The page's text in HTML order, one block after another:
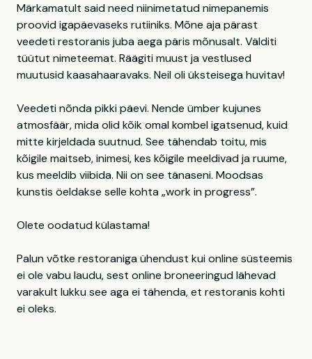
Märkamatult said need niinimetatud nimepanemis
proovid igapäevaseks rutiiniks. Mõne aja pärast
veedeti restoranis juba aega päris mõnusalt. Välditi
tüütut nimeteemat. Räägiti muust ja vestlused
muutusid kaasahaaravaks. Neil oli üksteisega huvitav!
Veedeti nõnda pikki päevi. Nende ümber kujunes
atmosfäär, mida olid kõik omal kombel igatsenud, kuid
mitte kirjeldada suutnud. See tähendab toitu, mis
kõigile maitseb, inimesi, kes kõigile meeldivad ja ruume,
kus meeldib viibida. Nii on see tänaseni. Moodsas
kunstis öeldakse selle kohta „work in progress”.
Olete oodatud külastama!
Palun võtke restoraniga ühendust kui online süsteemis
ei ole vabu laudu, sest online broneeringud lähevad
varakult lukku see aga ei tähenda, et restoranis kohti
ei oleks.